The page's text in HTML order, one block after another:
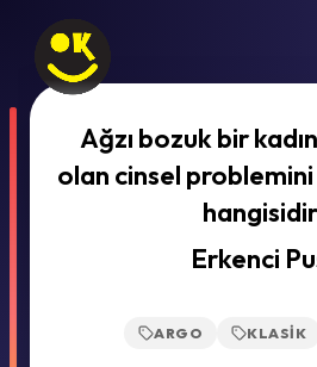
Ağzı bozuk bir
olan cinsel
Erkenci
ARGO KLASIK